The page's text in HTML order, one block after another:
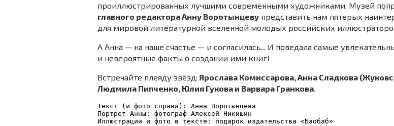
проиллюстрированных лучшими современными художниками, Музей
главного редактора Анну Воротынцеву представить нам пятерых
для мировой литературной вселенной молодых российских
А Анна — на наше счастье — и согласилась... И поведала самые
и невероятные факты о создании ими книг!
Встречайте плеяду звёзд: Ярослава Комиссарова, Анна Сладкова
Людмила Пипченко, Юлия Гукова и Варвара Гранкова.
Текст (и фото справа): Анна Воротынцева
Портрет Анны: фотограф Алексей Никишин
Иллюстрации и фото в тексте: подарок издательства «Баобаб»